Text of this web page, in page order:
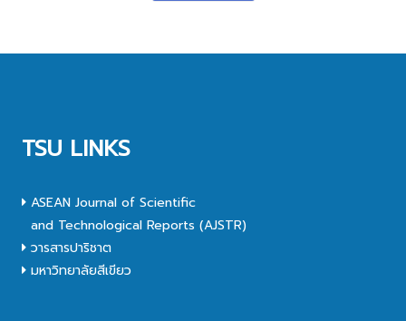
TSU LINKS
ASEAN Journal of Scientific
and Technological Reports (AJSTR)
วารสารปาริชาต
มหาวิทยาลัยสีเขียว